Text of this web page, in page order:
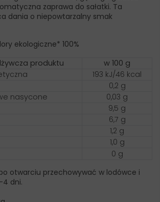
zaprawa do sałatki. Ta
dania o niepowtarzalny smak
ekologiczne* 100%
produktu
w 100 g
193 kJ/46 kcal
0,2 g
nasycone
0,03 g
9,5 g
6,7 g
1,2 g
1,0 g
0 g
otwarciu przechowywać w lodówce i
4 dni.